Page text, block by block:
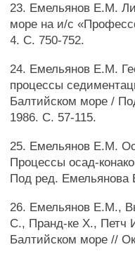
23. Емельянов Е.М.
море на и/с
4. С. 750-752.
24. Емельянов Е.М.
процессы
Балтийском море /
1986. С. 57-115.
25. Емельянов Е.М.
Процессы осад-
Под ред.
26. Емельянов Е.М.,
С., Пранд-ке X., Петч
Балтийском море //